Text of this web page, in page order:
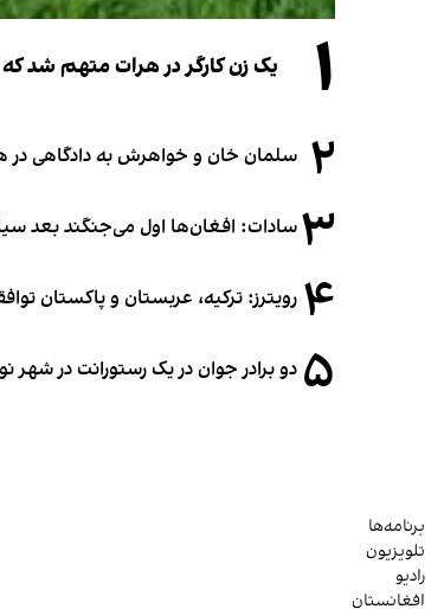
۱ یک زن کارگر در هرات متهم شد
۲ سلمان خان و خواهرش به دادگاهی در
۳سادات: افغان‌ها اول می‌جنگند بعد
۴ رویترز: ترکیه، عربستان و پاکستان
۵ دو برادر جوان در یک رستورانت در شهر
برنامه‌ها
تلویزیون
رادیو
افغانستان